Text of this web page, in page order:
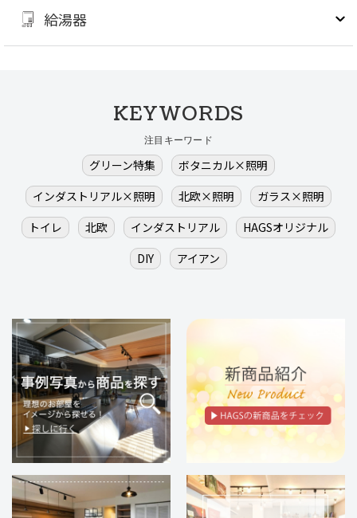
給湯器
KEYWORDS
注目キーワード
グリーン特集
ボタニカル×照明
インダストリアル×照明
北欧×照明
ガラス×照明
トイレ
北欧 インダストリアル
HAGSオリジナル
DIY
アイアン